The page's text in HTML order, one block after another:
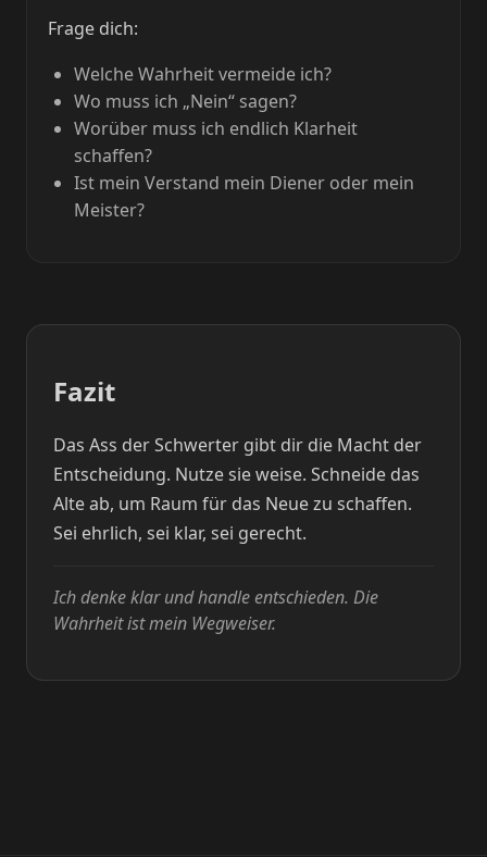
Frage dich:
Welche Wahrheit vermeide ich?
Wo muss ich „Nein“ sagen?
Worüber muss ich endlich Klarheit
schaffen?
Ist mein Verstand mein Diener oder mein
Meister?
Fazit
Das Ass der Schwerter gibt dir die Macht der
Entscheidung. Nutze sie weise. Schneide das
Alte ab, um Raum für das Neue zu schaffen.
Sei ehrlich, sei klar, sei gerecht.
Ich denke klar und handle entschieden. Die
Wahrheit ist mein Wegweiser.